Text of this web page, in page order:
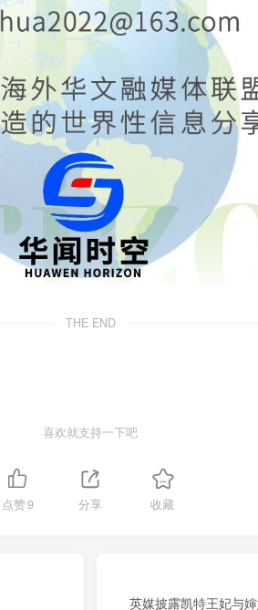
THE END
喜欢就支持一下吧
点赞9 分享 收藏
英媒披露凯特王妃与